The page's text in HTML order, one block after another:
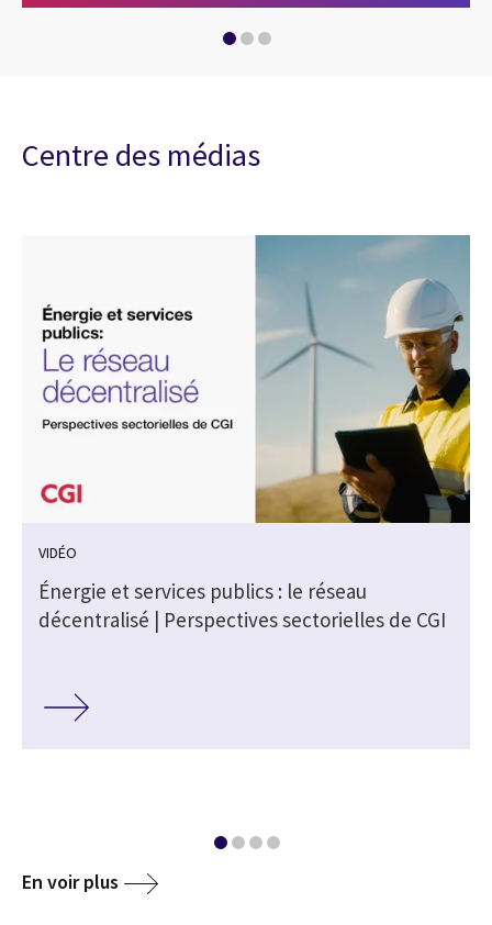
Hydrogène
Centre des médias
VIDÉO
Énergie et services publics : le réseau
décentralisé | Perspectives sectorielles de CGI
En voir plus